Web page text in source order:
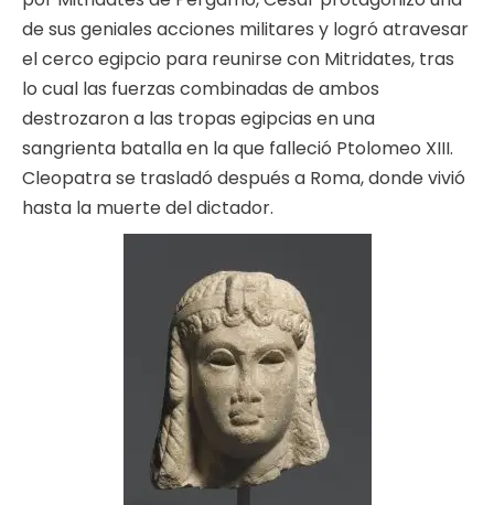
de sus geniales acciones militares y logró atravesar
el cerco egipcio para reunirse con Mitridates, tras
lo cual las fuerzas combinadas de ambos
destrozaron a las tropas egipcias en una
sangrienta batalla en la que falleció Ptolomeo XIII.
Cleopatra se trasladó después a Roma, donde vivió
hasta la muerte del dictador.